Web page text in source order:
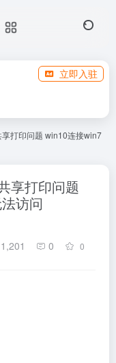
立即入驻
打印问题 win10连接win7
享打印问题
访问
1,201 0 0